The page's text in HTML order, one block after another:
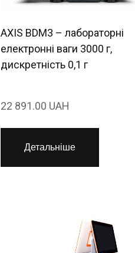
AXIS BDM3 – лабораторні
електронні ваги 3000 г,
дискретність 0,1 г
22 891.00 UAH
Детальніше